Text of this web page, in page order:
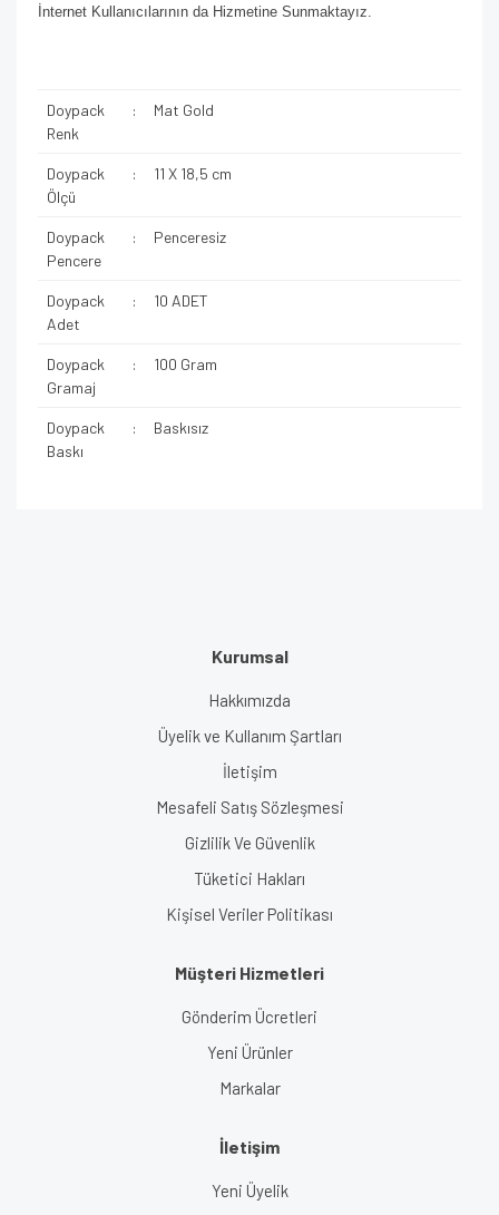
İnternet Kullanıcılarının da Hizmetine Sunmaktayız.
Doypack
Renk
: Mat Gold
Doypack
Ölçü
: 11 X 18,5 cm
Doypack
Pencere
: Penceresiz
Doypack
Adet
: 10 ADET
Doypack
Gramaj
: 100 Gram
Doypack
Baskı
: Baskısız
Kurumsal
Hakkımızda
Üyelik ve Kullanım Şartları
İletişim
Mesafeli Satış Sözleşmesi
Gizlilik Ve Güvenlik
Tüketici Hakları
Kişisel Veriler Politikası
Müşteri Hizmetleri
Gönderim Ücretleri
Yeni Ürünler
Markalar
İletişim
Yeni Üyelik